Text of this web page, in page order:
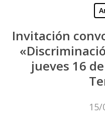
Invitación
jueves 16
15/